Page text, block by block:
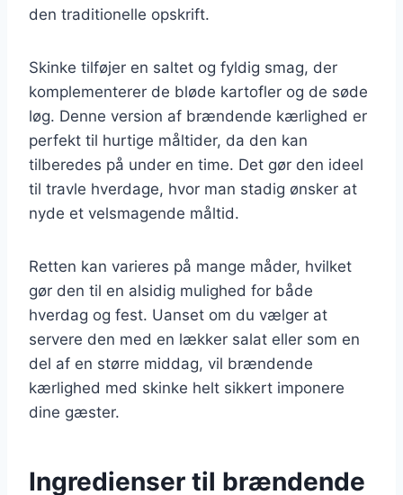
den traditionelle opskrift.
Skinke tilføjer en saltet og fyldig smag, der
komplementerer de bløde kartofler og de søde
løg. Denne version af brændende kærlighed er
perfekt til hurtige måltider, da den kan
tilberedes på under en time. Det gør den ideel
til travle hverdage, hvor man stadig ønsker at
nyde et velsmagende måltid.
Retten kan varieres på mange måder, hvilket
gør den til en alsidig mulighed for både
hverdag og fest. Uanset om du vælger at
servere den med en lækker salat eller som en
del af en større middag, vil brændende
kærlighed med skinke helt sikkert imponere
dine gæster.
Ingredienser til brændende